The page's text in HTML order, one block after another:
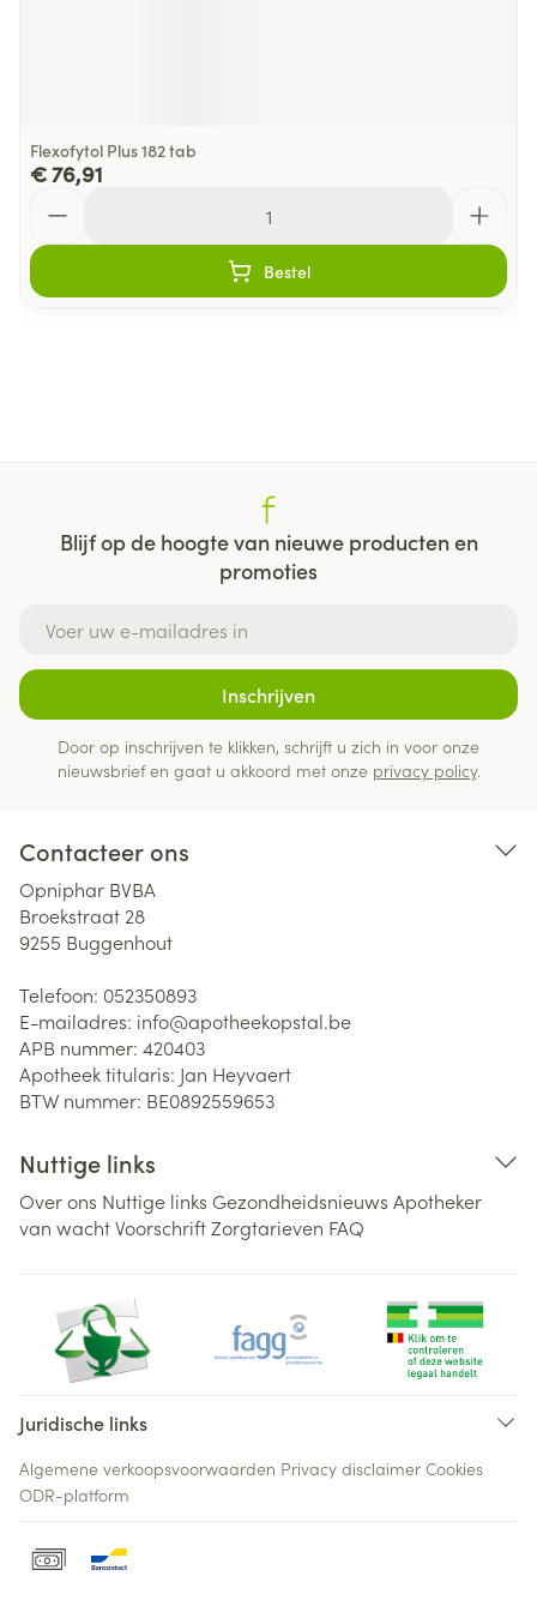
Flexofytol Plus 182 tab
€ 76,91
Bestel
Blijf op de hoogte van nieuwe producten en
promoties
Inschrijven
Door op inschrijven te klikken, schrijft u zich in voor onze
nieuwsbrief en gaat u akkoord met onze privacy policy.
Contacteer ons
Opniphar BVBA
Broekstraat 28
9255 Buggenhout
Telefoon: 052350893
E-mailadres: info@apotheekopstal.be
APB nummer: 420403
Apotheek titularis: Jan Heyvaert
BTW nummer: BE0892559653
Nuttige links
Over ons Nuttige links Gezondheidsnieuws Apotheker
van wachtVoorschriftZorgtarieven FAQ
Juridische links
Algemene verkoopsvoorwaarden Privacy disclaimer Cookies
ODR-platform